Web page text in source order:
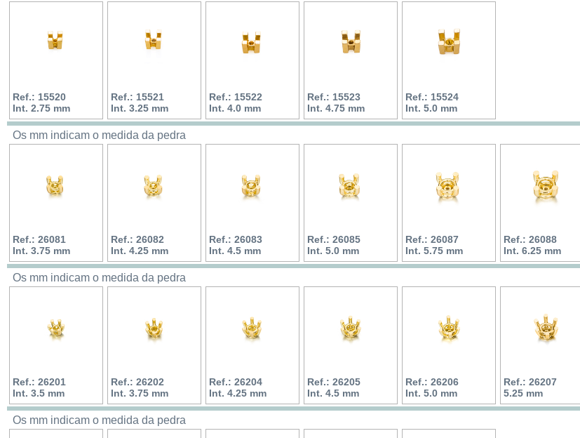
Ref.: 15520
Int. 2.75 mm
Ref.: 15521
Int. 3.25 mm
Ref.: 15522
Int. 4.0 mm
Ref.: 15523
Int. 4.75 mm
Ref.: 15524
Int. 5.0 mm
Os mm indicam o medida da pedra
Ref.: 26081
Int. 3.75 mm
Ref.: 26082
Int. 4.25 mm
Ref.: 26083
Int. 4.5 mm
Ref.: 26085
Int. 5.0 mm
Ref.: 26087
Int. 5.75 mm
Ref.: 26088
Int. 6.25 mm
Os mm indicam o medida da pedra
Ref.: 26201
Int. 3.5 mm
Ref.: 26202
Int. 3.75 mm
Ref.: 26204
Int. 4.25 mm
Ref.: 26205
Int. 4.5 mm
Ref.: 26206
Int. 5.0 mm
Ref.: 26207
5.25 mm
Os mm indicam o medida da pedra